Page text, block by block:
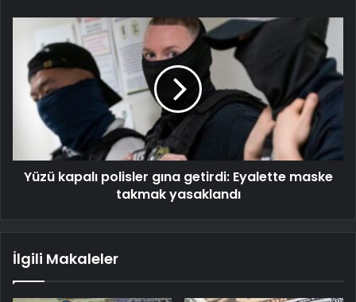
Yüzü kapalı polisler gına getirdi: Eyalette maske
takmak yasaklandı
İlgili Makaleler